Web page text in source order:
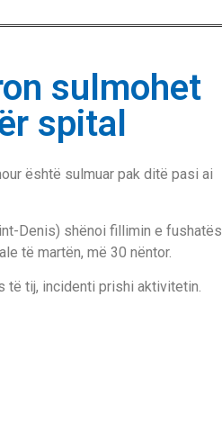
sulmohet
spital
është sulmuar pak ditë pasi ai
Denis) shënoi fillimin e fushatës
të martën, më 30 nëntor.
të tij, incidenti prishi aktivitetin.